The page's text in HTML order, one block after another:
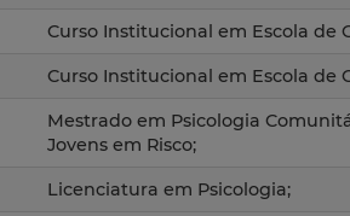
Curso Institucional em Escola de
Curso Institucional em Escola de
Mestrado em Psicologia
Jovens em Risco;
Licenciatura em Psicologia;